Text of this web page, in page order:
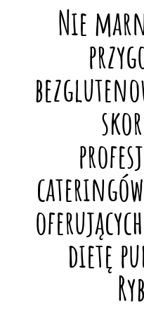
Nie
dietę